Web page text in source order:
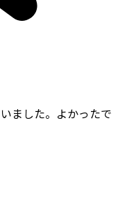
ました。よかったで